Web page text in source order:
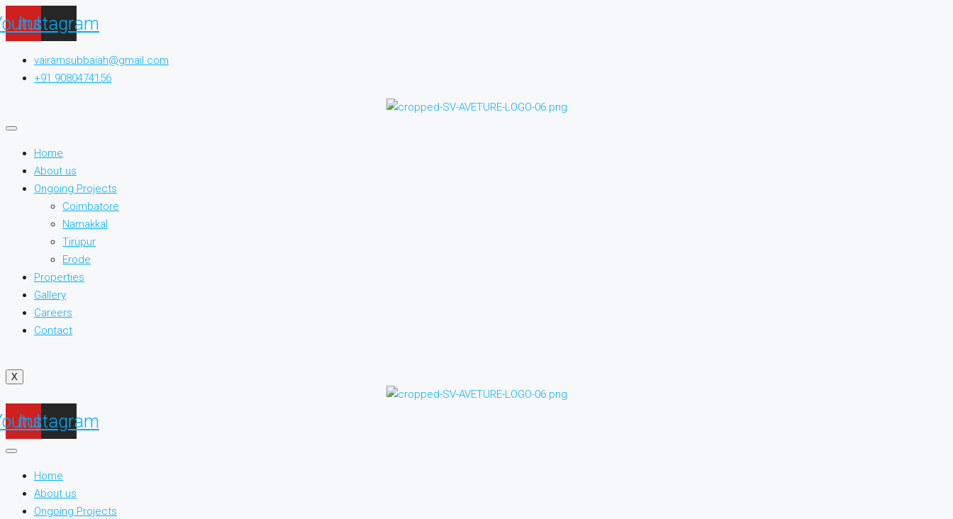
Instagram
vairamsubbaiah@gmail.com
+91 9080474156
Home
About us
Ongoing Projects
Coimbatore
Namakkal
Tirupur
Erode
Properties
Gallery
Careers
Contact
X
Instagram
Home
About us
Ongoing Projects